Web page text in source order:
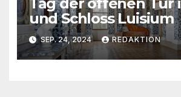
und Schloss Luisium
SEP. 24, 2024 REDAKTION